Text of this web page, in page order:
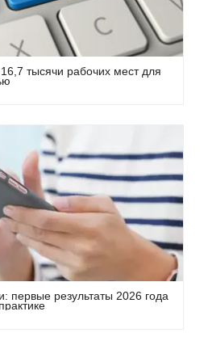
тысячи рабочих мест для
первые результаты 2026 года